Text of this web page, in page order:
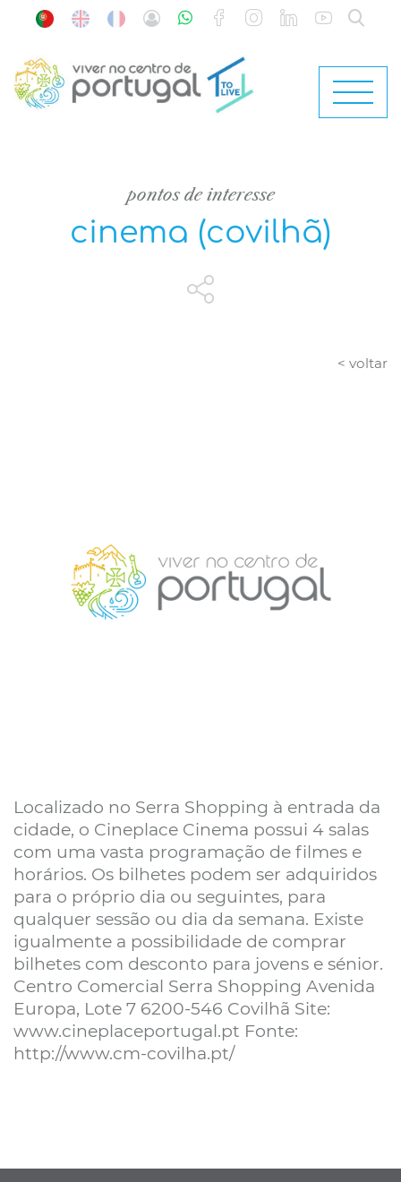
pontos de interesse
cinema (covilhã)
< voltar
Localizado no Serra Shopping à entrada da
cidade, o Cineplace Cinema possui 4 salas
com uma vasta programação de filmes e
horários. Os bilhetes podem ser adquiridos
para o próprio dia ou seguintes, para
qualquer sessão ou dia da semana. Existe
igualmente a possibilidade de comprar
bilhetes com desconto para jovens e sénior.
Centro Comercial Serra Shopping Avenida
Europa, Lote 7 6200-546 Covilhã Site:
www.cineplaceportugal.pt Fonte:
http://www.cm-covilha.pt/